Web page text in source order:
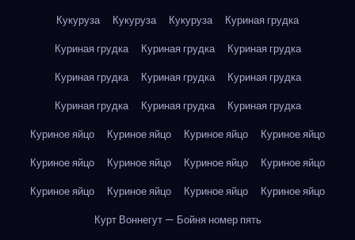
Кукуруза
Кукуруза Кукуруза
Куриная грудка
Куриная грудка
Куриная грудка
Куриная грудка
Куриная грудка
Куриная грудка
Куриная грудка
Куриная грудка
Куриная грудка
Куриная грудка
Куриное яйцо
Куриное яйцо Куриное яйцо
Куриное яйцо
Куриное яйцо
Куриное яйцо Куриное яйцо
Куриное яйцо
Куриное яйцо
Куриное яйцо Куриное яйцо
Куриное яйцо
Курт Воннегут — Бойня номер пять